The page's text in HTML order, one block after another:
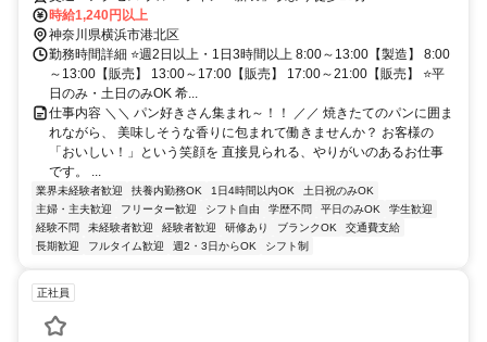
時給1,240円以上
神奈川県横浜市港北区
勤務時間詳細 ⭐週2日以上・1日3時間以上 8:00～13:00【製造】 8:00
～13:00【販売】 13:00～17:00【販売】 17:00～21:00【販売】 ⭐平
日のみ・土日のみOK 希...
仕事内容 ＼＼ パン好きさん集まれ～！！ ／／ 焼きたてのパンに囲ま
れながら、 美味しそうな香りに包まれて働きませんか？ お客様の
「おいしい！」という笑顔を 直接見られる、やりがいのあるお仕事
です。 ...
業界未経験者歓迎 扶養内勤務OK 1日4時間以内OK
土日祝のみOK
主婦・主夫歓迎
フリーター歓迎 シフト自由 学歴不問 平日のみOK
学生歓迎
経験不問
未経験者歓迎 経験者歓迎 研修あり ブランクOK
交通費支給
長期歓迎
フルタイム歓迎 週2・3日からOK シフト制
正社員